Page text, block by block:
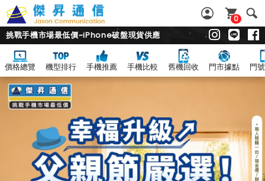
0
挑戰手機市場最低價~iPhone破盤現貨供應
價格總覽 機型排行 手機推薦 手機比較 舊機回收 門市據點 門